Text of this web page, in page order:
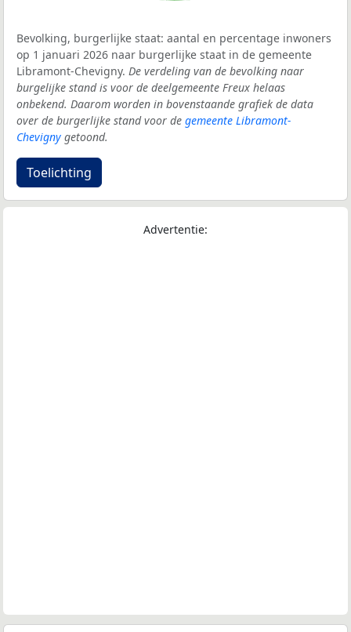
Bevolking, burgerlijke staat: aantal en percentage inwoners
op 1 januari 2026 naar burgerlijke staat in de gemeente
Libramont-Chevigny. De verdeling van de bevolking naar
burgelijke stand is voor de deelgemeente Freux helaas
onbekend. Daarom worden in bovenstaande grafiek de data
over de burgerlijke stand voor de gemeente Libramont-
Chevigny getoond.
Toelichting
Advertentie: